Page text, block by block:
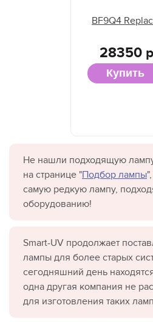
BF9Q4
28350
Купить
Не нашли подходящую
на странице "Подбор лампы
самую редкую лампу,
оборудованию!
Smart-UV продолжает
лампы для более старых
сегодняшний день
одна другая компания не
для изготовления таких